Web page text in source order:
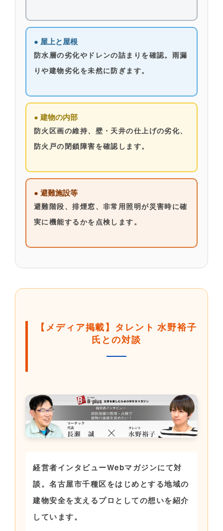
● 屋上と屋根
防水層の劣化やドレンの詰まりを確認。雨漏
りや建物劣化を未然に防ぎます。
● 建物の内部
防火区画の維持、壁・天井の仕上げの劣化、
防火戸の閉鎖障害を確認します。
● 避難施設等
避難階段、排煙窓、非常用照明が災害時に確
実に機能するかを点検します。
【メディア掲載】タレント 水野裕子
氏との対談
経営者インタビューWebマガジンにて対
談。名古屋市千種区をはじめとする地域の
建物安全を支えるプロとしての想いを紹介
しています。